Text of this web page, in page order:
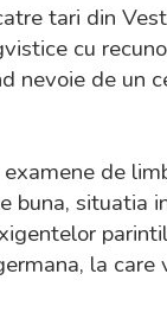
tari din
cu
nevoie de
de
la